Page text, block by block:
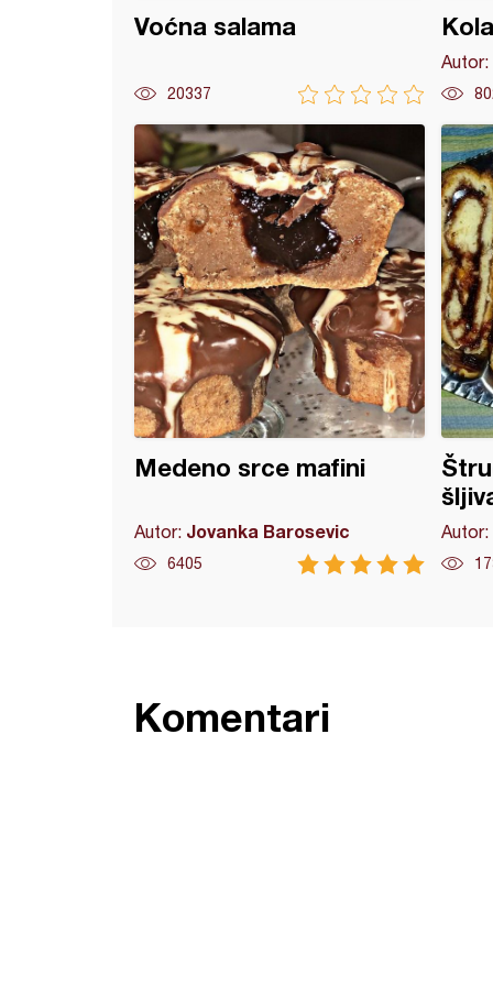
Voćna salama
20337
Autor:
Medeno srce mafini
Autor: Jovanka Barosevic
6405
Autor:
Komentari